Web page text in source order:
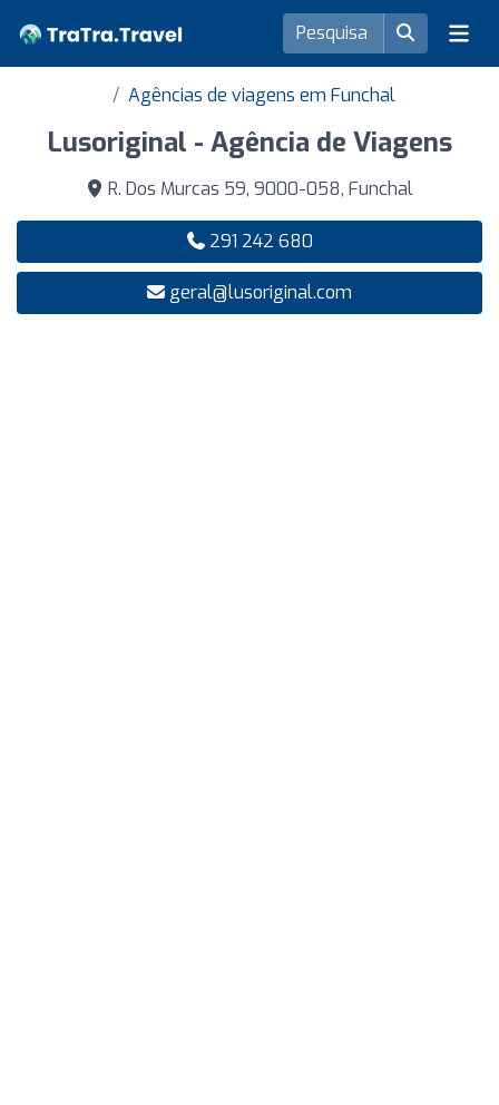
Agências de viagens em Funchal
Lusoriginal - Agência de Viagens
R. Dos Murcas 59, 9000-058, Funchal
291 242 680
geral@lusoriginal.com